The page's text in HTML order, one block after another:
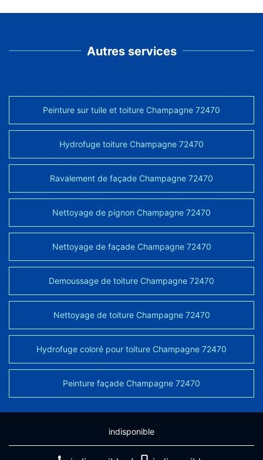
Autres services
Peinture sur tuile et toiture Champagne 72470
Hydrofuge toiture Champagne 72470
Ravalement de façade Champagne 72470
Nettoyage de pignon Champagne 72470
Nettoyage de façade Champagne 72470
Demoussage de toiture Champagne 72470
Nettoyage de toiture Champagne 72470
Hydrofuge coloré pour toiture Champagne 72470
Peinture façade Champagne 72470
indisponible